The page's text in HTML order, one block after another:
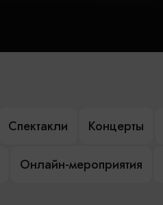
Спектакли Концерты
Онлайн-мероприятия